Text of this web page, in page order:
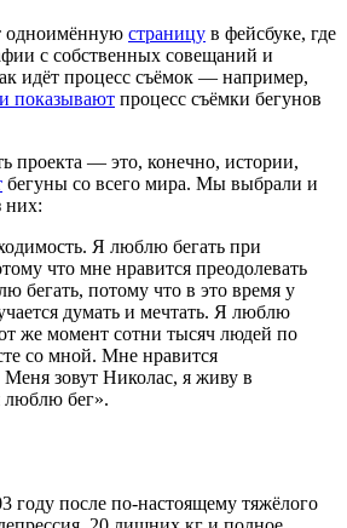
одноимённую страницу в фейсбуке, где
с собственных совещаний и
идёт процесс съёмок — например,
показывают процесс съёмки бегунов
проекта — это, конечно, истории,
бегуны со всего мира. Мы выбрали и
них:
Я люблю бегать при
что мне нравится преодолевать
бегать, потому что в это время у
думать и мечтать. Я люблю
же момент сотни тысяч людей по
со мной. Мне нравится
Меня зовут Николас, я живу в
люблю бег».
году после по-настоящему тяжёлого